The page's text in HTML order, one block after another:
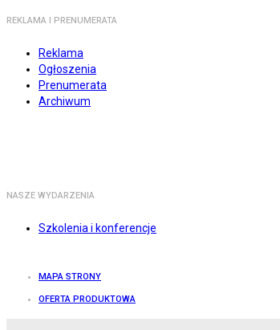
REKLAMA I PRENUMERATA
Reklama
Ogłoszenia
Prenumerata
Archiwum
NASZE WYDARZENIA
Szkolenia i konferencje
MAPA STRONY
OFERTA PRODUKTOWA